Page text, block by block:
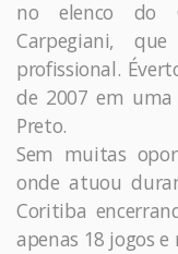
no elenco do
Carpegiani,
profissional.
de 2007 em
Preto.
Sem muitas
onde atuou
Coritiba
apenas 18 jogos